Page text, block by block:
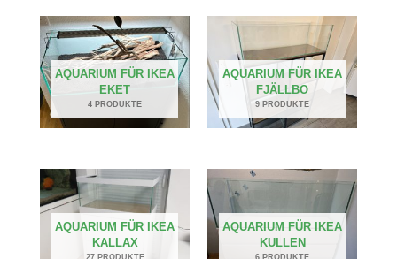
AQUARIUM FÜR IKEA
EKET
4 PRODUKTE
AQUARIUM FÜR IKEA
FJÄLLBO
9 PRODUKTE
AQUARIUM FÜR IKEA
KALLAX
27 PRODUKTE
AQUARIUM FÜR IKEA
KULLEN
6 PRODUKTE